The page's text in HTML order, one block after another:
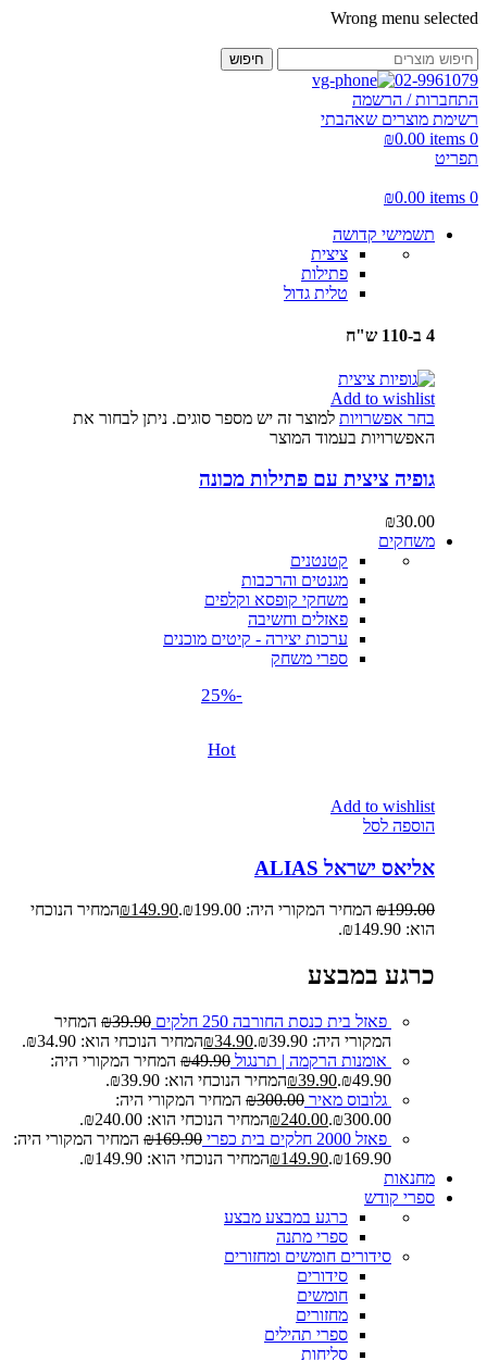
Wrong menu selected
חיפוש
02-9961079
התחברות / הרשמה
רשימת מוצרים שאהבתי
0
items
₪0.00
תפריט
0
items
₪0.00
תשמישי קדושה
ציצית
פתילות
טלית גדול
4 ב-110 ש"ח
Add to wishlist
בחר אפשרויות למוצר זה יש מספר סוגים. ניתן לבחור את
האפשרויות בעמוד המוצר
גופיה ציצית עם פתילות מכונה
₪30.00
משחקים
קטנטנים
מגנטים והרכבות
משחקי קופסא וקלפים
פאזלים וחשיבה
ערכות יצירה - קיטים מוכנים
ספרי משחק
-25%
Hot
Add to wishlist
הוספה לסל
אליאס ישראל ALIAS
₪199.00 המחיר המקורי היה: ₪199.00. ₪149.90
המחיר הנוכחי
הוא: ₪149.90.
כרגע במבצע
פאזל בית כנסת החורבה 250 חלקים ₪39.90
המחיר
המקורי היה: ₪39.90.
₪34.90
המחיר הנוכחי הוא: ₪34.90.
אומנות הרקמה | תרנגול
₪49.90
המחיר המקורי היה:
₪49.90.
₪39.90
המחיר הנוכחי הוא: ₪39.90.
גלובוס מאיר
₪300.00
המחיר המקורי היה:
₪300.00.
₪240.00
המחיר הנוכחי הוא: ₪240.00.
פאזל 2000 חלקים בית כפרי
₪169.90
המחיר המקורי היה:
₪169.90.
₪149.90
המחיר הנוכחי הוא: ₪149.90.
מחנאות
ספרי קודש
כרגע במבצע מבצע
ספרי מתנה
סידורים חומשים ומחזורים
סידורים
חומשים
מחזורים
ספרי תהילים
סליחות